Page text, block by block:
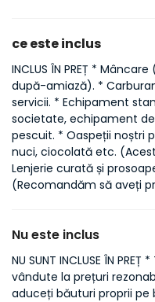
ce este inclus
INCLUS ÎN PREȚ *
după-amiază). *
servicii. * Echipament
societate, echipament
pescuit. * Oaspeții noștri
nuci, ciocolată etc.
Lenjerie curată și
(Recomandăm să aveți
Nu este inclus
NU SUNT INCLUSE ÎN
vândute la prețuri
aduceți băuturi proprii pe